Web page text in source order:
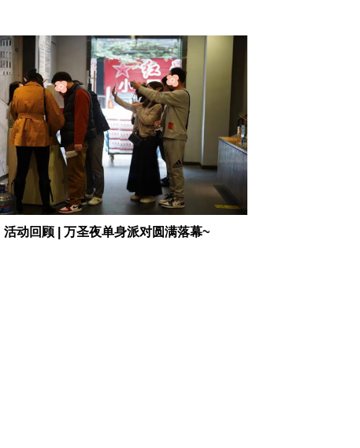
活动回顾 | 万圣夜单身派对圆满落幕~